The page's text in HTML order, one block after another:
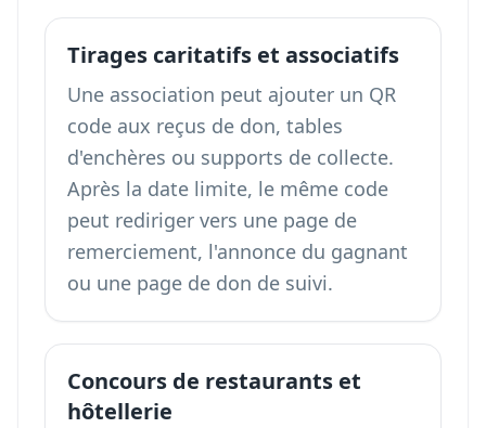
Tirages caritatifs et associatifs
Une association peut ajouter un QR
code aux reçus de don, tables
d'enchères ou supports de collecte.
Après la date limite, le même code
peut rediriger vers une page de
remerciement, l'annonce du gagnant
ou une page de don de suivi.
Concours de restaurants et
hôtellerie